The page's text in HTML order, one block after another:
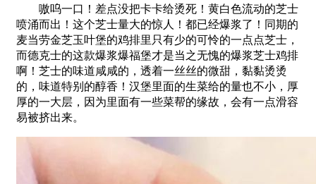
嗷呜一口！差点没把卡卡给烫死！黄白色流动的芝士
喷涌而出！这个芝士量大的惊人！都已经爆浆了！同期的
麦当劳金芝玉叶堡的鸡排里只有少的可怜的一点点芝士，
而德克士的这款爆浆爆福堡才是当之无愧的爆浆芝士鸡排
啊！芝士的味道咸咸的，透着一丝丝的微甜，黏黏烫烫
的，味道特别的醇香！汉堡里面的生菜给的量也不小，厚
厚的一大层，因为里面有一些菜帮的缘故，会有一点滑容
易被挤出来。